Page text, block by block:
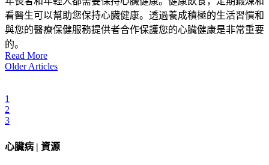
看醫生可以幫助您保持心臟健康。透過養成積極的生活習慣和
與您的醫療保健服務提供者合作保護您的心臟健康是非常重要
的。
Read More
Older Articles
1
2
3
心臟病 | 資源